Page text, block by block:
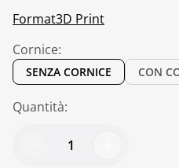
Format3D Print
Cornice:
SENZA CORNICE CON
Quantità: